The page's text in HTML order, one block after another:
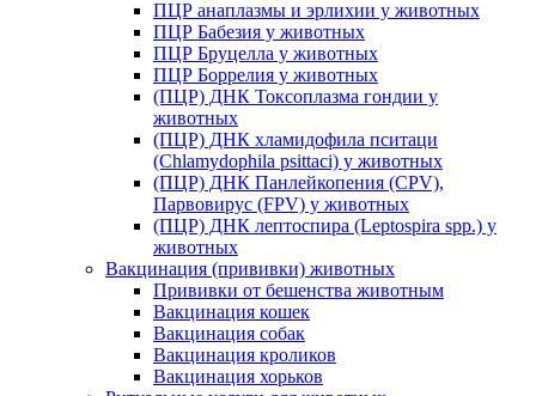
ПЦР анаплазмы и эрлихии у животных
ПЦР Бабезия у животных
ПЦР Бруцелла у животных
ПЦР Боррелия у животных
(ПЦР) ДНК Токсоплазма гондии у
животных
(ПЦР) ДНК хламидофила пситаци
(Chlamydophila psittaci) у животных
(ПЦР) ДНК Панлейкопения (CPV),
Парвовирус (FPV) у животных
(ПЦР) ДНК лептоспира (Leptospira spp.) у
животных
Вакцинация (прививки) животных
Прививки от бешенства животным
Вакцинация кошек
Вакцинация собак
Вакцинация кроликов
Вакцинация хорьков